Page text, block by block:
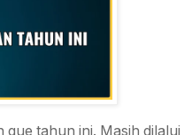
tahun ini. Masih dilalui